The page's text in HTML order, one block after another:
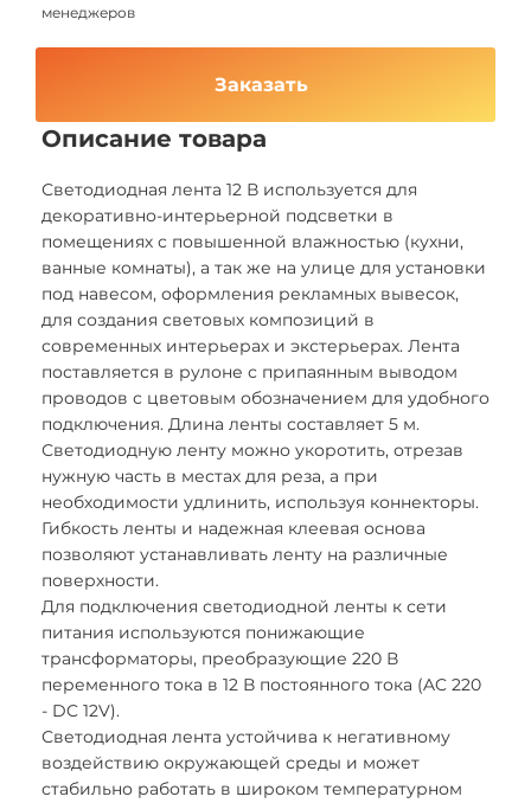
менеджеров
Заказать
Описание товара
Светодиодная лента 12 В используется для
декоративно-интерьерной подсветки в
помещениях с повышенной влажностью (кухни,
ванные комнаты), а так же на улице для установки
под навесом, оформления рекламных вывесок,
для создания световых композиций в
современных интерьерах и экстерьерах. Лента
поставляется в рулоне с припаянным выводом
проводов с цветовым обозначением для удобного
подключения. Длина ленты составляет 5 м.
Светодиодную ленту можно укоротить, отрезав
нужную часть в местах для реза, а при
необходимости удлинить, используя коннекторы.
Гибкость ленты и надежная клеевая основа
позволяют устанавливать ленту на различные
поверхности.
Для подключения светодиодной ленты к сети
питания используются понижающие
трансформаторы, преобразующие 220 В
переменного тока в 12 В постоянного тока (AC 220
- DC 12V).
Светодиодная лента устойчива к негативному
воздействию окружающей среды и может
стабильно работать в широком температурном